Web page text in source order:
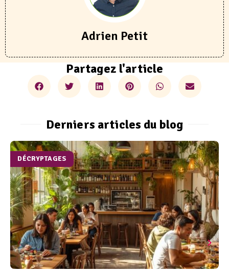
Adrien Petit
Partagez l'article
Derniers articles du blog
DÉCRYPTAGES